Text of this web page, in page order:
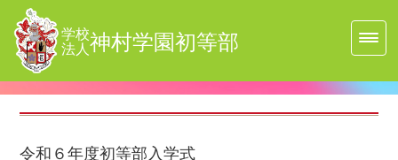
学校
法人神村学園初等部
令和６年度初等部入学式